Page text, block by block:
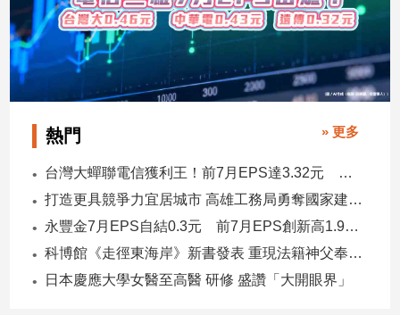
星
生
活
室
計
旅
遊/
熱門 » 更多
台灣大蟬聯電信獲利王！前7月EPS達3.32元 中華電3.11、遠傳2.46元
打造更具競爭力宜居城市 高雄工務局勇奪國家建築界9大獎
永豐金7月EPS自結0.3元 前7月EPS創新高1.96元！
科博館《走徑東海岸》新書發表 重現法籍神父奉獻足跡與歷史日記
日本慶應大學女醫至高醫 研修 盛讚「大開眼界」